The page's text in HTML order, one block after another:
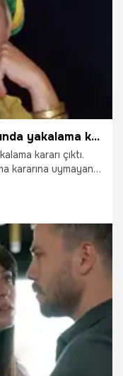
Sisi lakaplı Seyhan Soylu hakkında yakalama kararı!
kararı çıktı.
kararına uymayan